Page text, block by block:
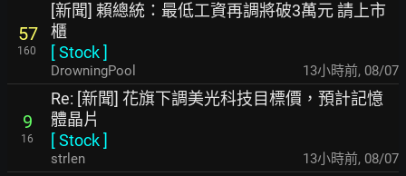
57
160
[新聞] 賴總統：最低工資再調將破3萬元 請上市
櫃
[Stock]
DrowningPool 13小時前, 08/07
9
16
Re: [新聞] 花旗下調美光科技目標價，預計記憶
體晶片
[Stock]
strlen 13小時前, 08/07